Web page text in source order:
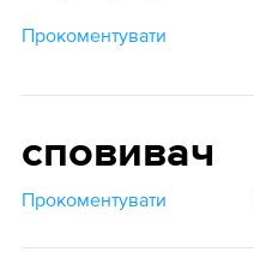
Прокоментувати
сповивач
Прокоментувати